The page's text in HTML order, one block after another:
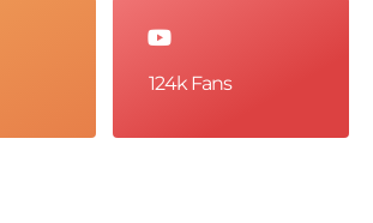
124k Fans